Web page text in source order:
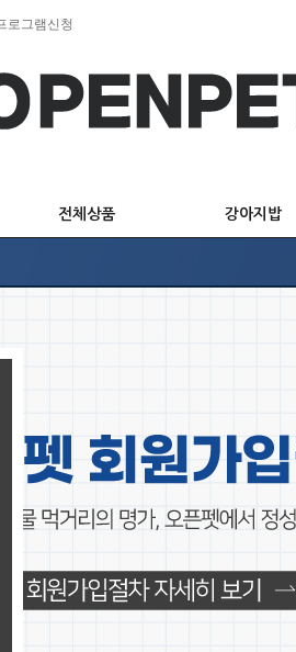
로그램신청
전체상품 강아지밥